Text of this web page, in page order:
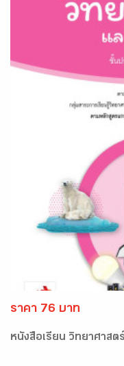
ราคา 76 บาท
หนังสือเรียน วิทยาศาสตร์